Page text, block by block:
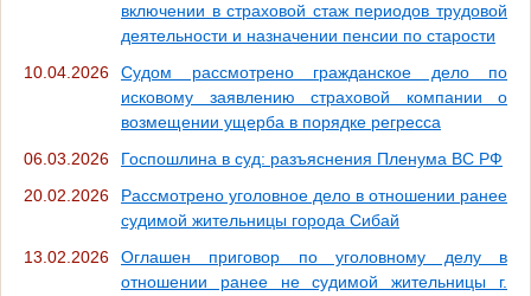
включении в страховой стаж периодов трудовой
деятельности и назначении пенсии по старости
10.04.2026
Судом рассмотрено гражданское дело по
исковому заявлению страховой компании о
возмещении ущерба в порядке регресса
06.03.2026
Госпошлина в суд: разъяснения Пленума ВС РФ
20.02.2026
Рассмотрено уголовное дело в отношении ранее
судимой жительницы города Сибай
13.02.2026
Оглашен приговор по уголовному делу в
отношении ранее не судимой жительницы г.